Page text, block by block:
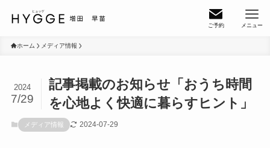
ご予約 メニュー
ホーム メディア情報
記事掲載のお知らせ「おうち時間
を心地よく快適に暮らすヒント」
2024
7/29
メディア情報 2024-07-29